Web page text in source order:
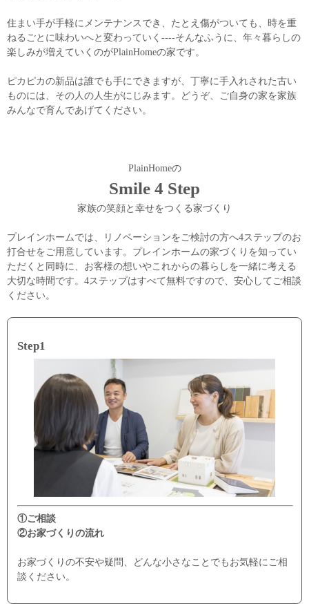
住まい手が手軽にメンテナンスでき、たとえ傷がついても、時を重
ねるごとに味わいへと変わっていく----そんなふうに、年々暮らしの
楽しみが増えていくのがPlainHomeの家です。
ピカピカの新品は誰でも手にできますが、丁寧に手入れされた古い
ものには、その人の人生がにじみます。どうぞ、ご自身の家を家族
みんなで育んであげてください。
PlainHomeの
Smile 4 Step
家族の笑顔と幸せをつくる家づくり
プレインホームでは、リノベーションをご検討の方へ4ステップのお
打合せをご用意しています。プレインホームの家づくりを知ってい
ただくと同時に、お客様の想いやこれからの暮らしを一緒に考える
大切な時間です。4ステップはすべて無料ですので、安心してご相談
ください。
Step1
①ご相談
②お家づくりの流れ
お家づくりの不安や疑問、どんな小さなことでもお気軽にご相
談ください。